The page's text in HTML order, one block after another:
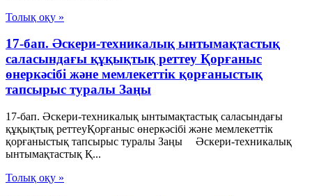
Толық оқу »
17-бап. Әскери-техникалық ынтымақтастық
саласындағы құқықтық реттеу Қорғаныс
өнеркәсібі және мемлекеттік қорғаныстық
тапсырыс туралы Заңы
17-бап. Әскери-техникалық ынтымақтастық саласындағы
құқықтық реттеуҚорғаныс өнеркәсібі және мемлекеттік
қорғаныстық тапсырыс туралы Заңы Әскери-техникалық
ынтымақтастық Қ...
Толық оқу »